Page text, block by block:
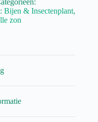
Bijen & Insectenplant,
zon